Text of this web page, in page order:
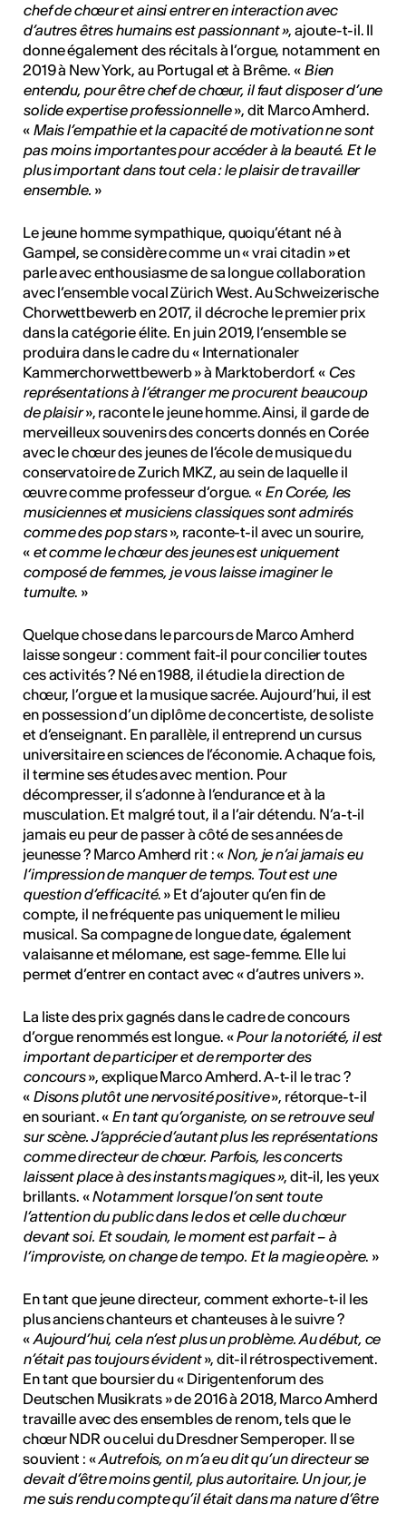
chef de chœur et ainsi entrer en interaction avec
d’autres êtres humains est passionnant », ajoute-t-il. Il
donne également des récitals à l’orgue, notamment en
2019 à New York, au Portugal et à Brême. « Bien
entendu, pour être chef de chœur, il faut disposer d’une
solide expertise professionnelle», dit Marco Amherd.
« Mais l’empathie et la capacité de motivation ne sont
pas moins importantes pour accéder à la beauté. Et le
plus important dans tout cela : le plaisir de travailler
ensemble. »
Le jeune homme sympathique, quoiqu’étant né à
Gampel, se considère comme un « vrai citadin » et
parle avec enthousiasme de sa longue collaboration
avec l’ensemble vocal Zürich West. Au Schweizerische
Chorwettbewerb en 2017, il décroche le premier prix
dans la catégorie élite. En juin 2019, l’ensemble se
produira dans le cadre du « Internationaler
Kammerchorwettbewerb » à Marktoberdorf. « Ces
représentations à l’étranger me procurent beaucoup
de plaisir», raconte le jeune homme. Ainsi, il garde de
merveilleux souvenirs des concerts donnés en Corée
avec le chœur des jeunes de l’école de musique du
conservatoire de Zurich MKZ, au sein de laquelle il
œuvre comme professeur d’orgue. « En Corée, les
musiciennes et musiciens classiques sont admirés
comme des pop stars», raconte-t-il avec un sourire,
« et comme le chœur des jeunes est uniquement
composé de femmes, je vous laisse imaginer le
tumulte. »
Quelque chose dans le parcours de Marco Amherd
laisse songeur : comment fait-il pour concilier toutes
ces activités ? Né en 1988, il étudie la direction de
chœur, l’orgue et la musique sacrée. Aujourd’hui, il est
en possession d’un diplôme de concertiste, de soliste
et d’enseignant. En parallèle, il entreprend un cursus
universitaire en sciences de l’économie. A chaque fois,
il termine ses études avec mention. Pour
décompresser, il s’adonne à l’endurance et à la
musculation. Et malgré tout, il a l’air détendu. N’a-t-il
jamais eu peur de passer à côté de ses années de
jeunesse ? Marco Amherd rit : « Non, je n’ai jamais eu
l’impression de manquer de temps. Tout est une
question d’efficacité. » Et d’ajouter qu’en fin de
compte, il ne fréquente pas uniquement le milieu
musical. Sa compagne de longue date, également
valaisanne et mélomane, est sage-femme. Elle lui
permet d’entrer en contact avec « d’autres univers ».
La liste des prix gagnés dans le cadre de concours
d’orgue renommés est longue. «Pour la notoriété, il est
important de participer et de remporter des
concours», explique Marco Amherd. A-t-il le trac ?
« Disons plutôt une nervosité positive», rétorque-t-il
en souriant. « En tant qu’organiste, on se retrouve seul
sur scène. J’apprécie d’autant plus les représentations
comme directeur de chœur. Parfois, les concerts
laissent place à des instants magiques », dit-il, les yeux
brillants. «Notamment lorsque l’on sent toute
l’attention du public dans le dos et celle du chœur
devant soi. Et soudain, le moment est parfait – à
l’improviste, on change de tempo. Et la magie opère. »
En tant que jeune directeur, comment exhorte-t-il les
plus anciens chanteurs et chanteuses à le suivre ?
«Aujourd’hui, cela n’est plus un problème. Au début, ce
n’était pas toujours évident», dit-il rétrospectivement.
En tant que boursier du « Dirigentenforum des
Deutschen Musikrats » de 2016 à 2018, Marco Amherd
travaille avec des ensembles de renom, tels que le
chœur NDR ou celui du Dresdner Semperoper. Il se
souvient : «Autrefois, on m’a eu dit qu’un directeur se
devait d’être moins gentil, plus autoritaire. Un jour, je
me suis rendu compte qu’il était dans ma nature d’être